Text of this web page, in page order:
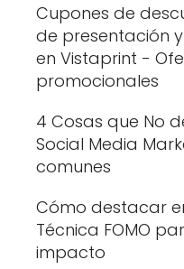
Cupones de
de presentación
en Vistaprint -
promocionales
4 Cosas que No
Social Media
comunes
Cómo destacar
Técnica FOMO
impacto